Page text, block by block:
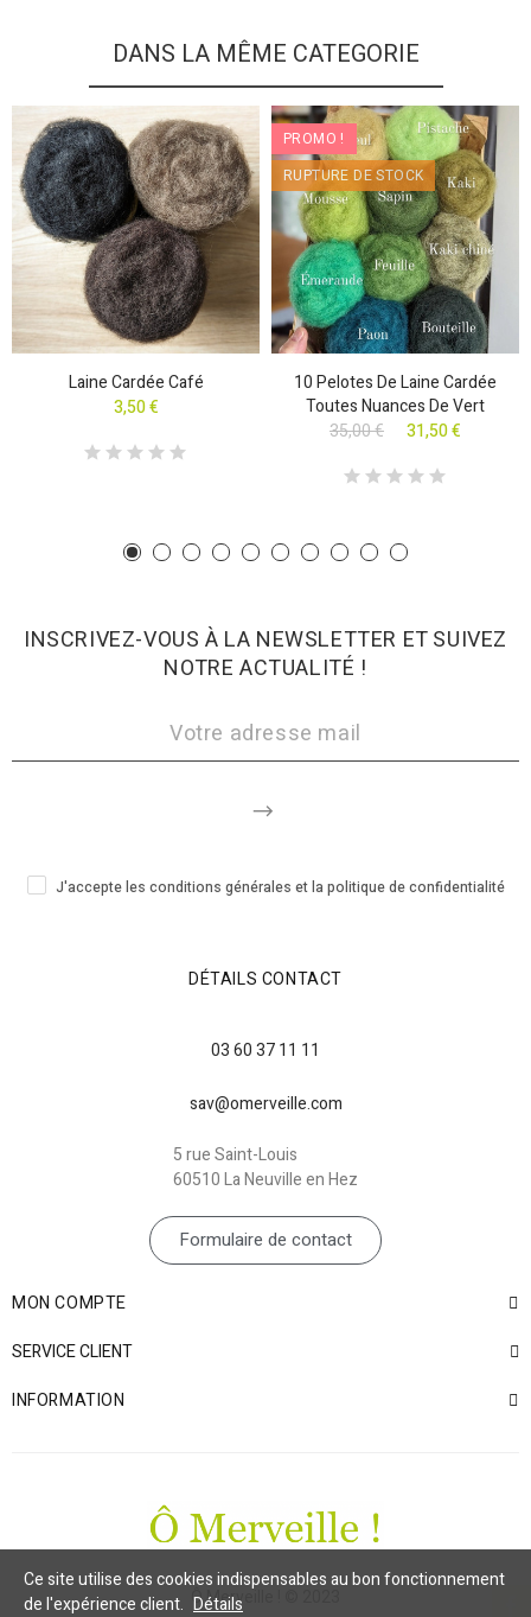
DANS LA MÊME CATEGORIE
Laine Cardée Café
3,50 €
PROMO !
RUPTURE DE STOCK
10 Pelotes De Laine Cardée
Toutes Nuances De Vert
35,00 €
31,50 €
INSCRIVEZ-VOUS À LA NEWSLETTER ET SUIVEZ
NOTRE ACTUALITÉ !
J'accepte les conditions générales et la politique de confidentialité
DÉTAILS CONTACT
03 60 37 11 11
sav@omerveille.com
5 rue Saint-Louis
60510 La Neuville en Hez
Formulaire de contact
MON COMPTE
SERVICE CLIENT
INFORMATION
Ô Merveille ! © 2023
Ce site utilise des cookies indispensables au bon fonctionnement
de l'expérience client. Détails